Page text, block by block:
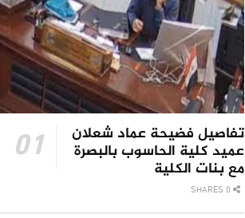
تفاصيل فضيحة عماد شعلان
عميد كلية الحاسوب بالبصرة
مع بنات الكلية